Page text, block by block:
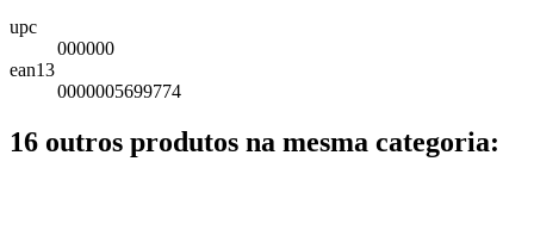
upc
000000
ean13
0000005699774
16 outros produtos na mesma categoria: